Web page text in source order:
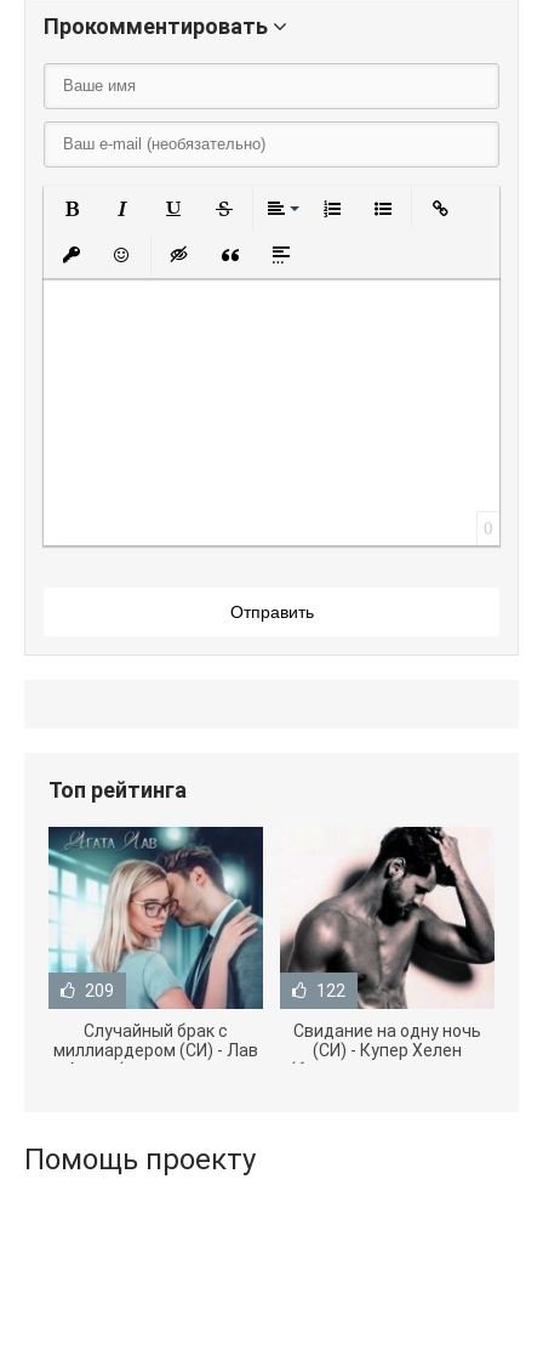
Прокомментировать
Вставить защищенную ссылку
Вставить смайлик
Вставка скрытого текста
Вставка цитаты
Вставка спойлера
0
Отправить
Топ рейтинга
209
Случайный брак с
миллиардером (СИ) - Лав
Агата (полная версия
122
Свидание на одну ночь
(СИ) - Купер Хелен
(бесплатные серии книг
Помощь проекту